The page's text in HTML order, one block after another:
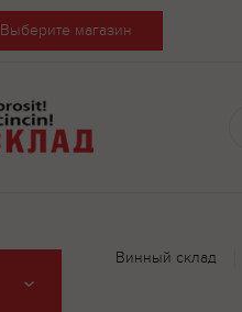
Выберите магазин
Винный склад